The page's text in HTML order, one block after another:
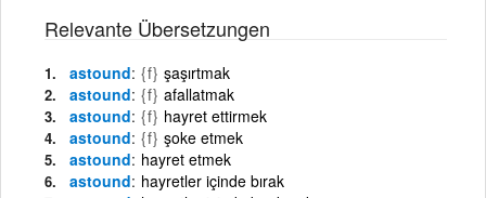
Relevante Übersetzungen
astound {f} şaşırtmak
astound {f} afallatmak
astound {f} hayret ettirmek
astound {f} şoke etmek
astound hayret etmek
astound hayretler içinde bırak